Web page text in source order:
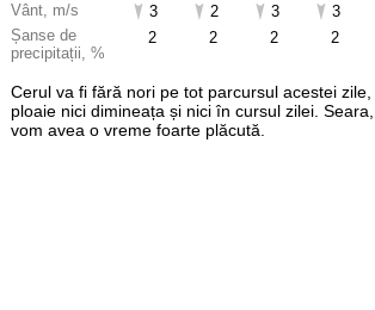
Vânt, m/s
Șanse de
precipitații, %
2
17
3
2
2
2
3
2
3
2
Cerul va fi fără nori pe tot parcursul acestei
ploaie nici dimineața și nici în cursul zilei.
vom avea o vreme foarte plăcută.